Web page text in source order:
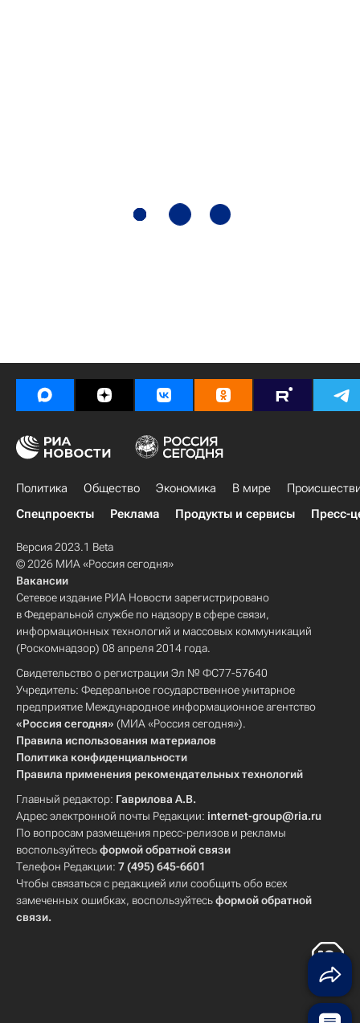
Политика Общество Экономика В мире
Спецпроекты
Реклама Продукты и сервисы Пресс-
Версия 2023.1 Beta
© 2026 МИА «Россия сегодня»
Вакансии
Сетевое издание РИА Новости зарегистрировано
в Федеральной службе по надзору в сфере связи,
информационных технологий и массовых коммуникаций
(Роскомнадзор) 08 апреля 2014 года.
Свидетельство о регистрации Эл № ФС77-57640
Учредитель: Федеральное государственное унитарное
предприятие Международное информационное агентство
«Россия сегодня» (МИА «Россия сегодня»).
Правила использования материалов
Политика конфиденциальности
Правила применения рекомендательных технологий
Главный редактор: Гаврилова А.В.
Адрес электронной почты Редакции: internet-group@ria.ru
По вопросам размещения пресс-релизов и рекламы
воспользуйтесьформой обратной связи
Телефон Редакции: 7 (495) 645-6601
Чтобы связаться с редакцией или сообщить обо всех
замеченных ошибках, воспользуйтесьформой обратной
связи.